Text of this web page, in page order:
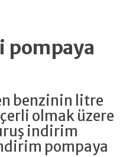
pompaya
benzinin litre
olmak üzere
indirim
pompaya